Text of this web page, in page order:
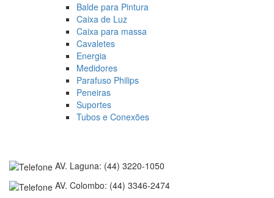
Balde para Pintura
Caixa de Luz
Caixa para massa
Cavaletes
Energia
Medidores
Parafuso Philips
Peneiras
Suportes
Tubos e Conexões
AV. Laguna: (44) 3220-1050
AV. Colombo: (44) 3346-2474